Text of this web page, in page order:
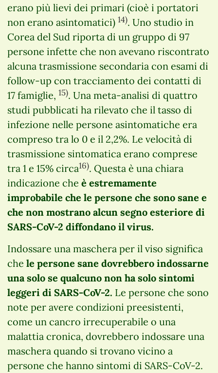
erano più lievi dei primari (cioè i portatori
non erano asintomatici) 14). Uno studio in
Corea del Sud riporta di un gruppo di 97
persone infette che non avevano riscontrato
alcuna trasmissione secondaria con esami di
follow-up con tracciamento dei contatti di
17 famiglie, 15). Una meta-analisi di quattro
studi pubblicati ha rilevato che il tasso di
infezione nelle persone asintomatiche era
compreso tra lo 0 e il 2,2%. Le velocità di
trasmissione sintomatica erano comprese
tra 1 e 15% circa16). Questa è una chiara
indicazione che è estremamente
improbabile che le persone che sono sane e
che non mostrano alcun segno esteriore di
SARS-CoV-2 diffondano il virus.
Indossare una maschera per il viso significa
che le persone sane dovrebbero indossarne
una solo se qualcuno non ha solo sintomi
leggeri di SARS-CoV-2. Le persone che sono
note per avere condizioni preesistenti,
come un cancro irrecuperabile o una
malattia cronica, dovrebbero indossare una
maschera quando si trovano vicino a
persone che hanno sintomi di SARS-CoV-2.